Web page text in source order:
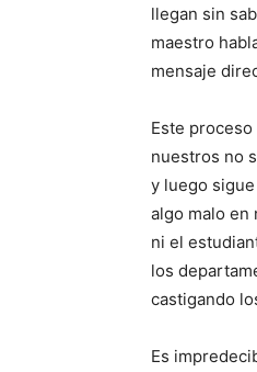
llegan sin
maestro
mensaje
Este
nuestros no
y luego
algo malo en
ni el
los
castigando
Es